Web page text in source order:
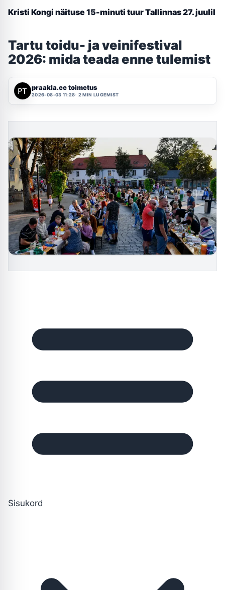
Kristi Kongi näituse 15-minuti tuur Tallinnas 27. juulil
Tartu toidu- ja veinifestival
2026: mida teada enne tulemist
praakla.ee toimetus
2026-08-03 11:28 2 MIN LUGEMIST
Sisukord